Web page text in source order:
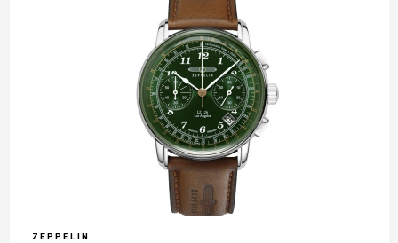
ZEPPELIN